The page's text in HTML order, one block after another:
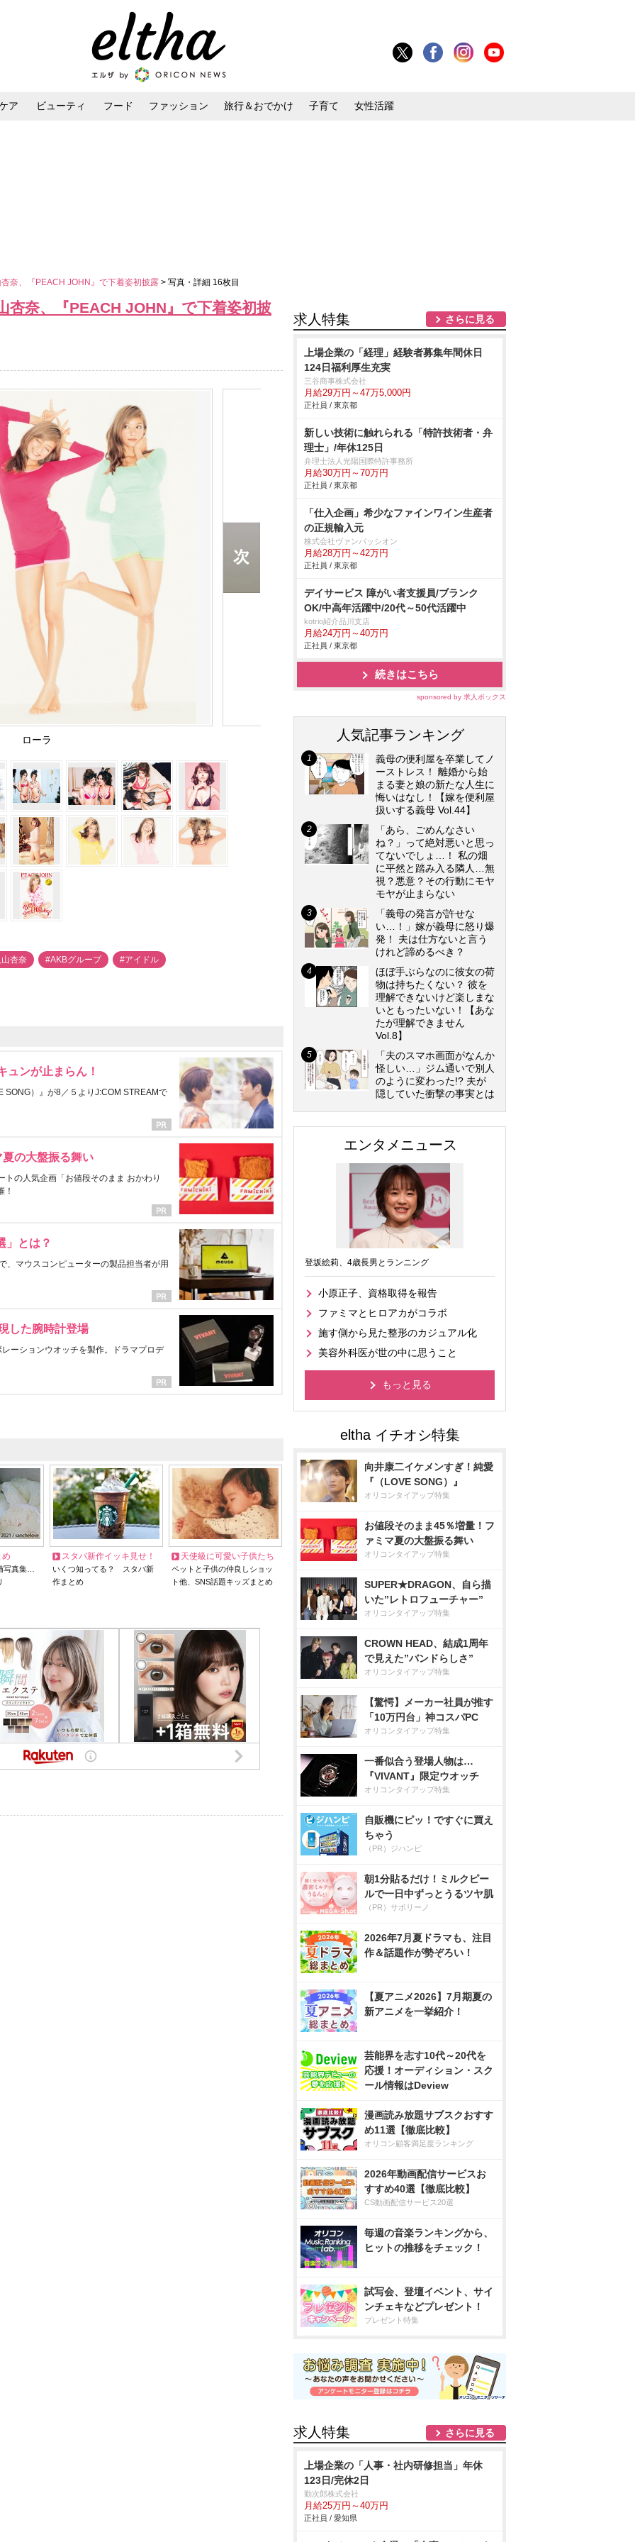
ア ビューティ フード ファッション 旅行＆おでかけ 子育て 女性活躍
奈、『PEACH JOHN』で下着姿初披露 > 写真・詳細 16枚目
杏奈、『PEACH JOHN』で下着姿初披
ローラ
杏奈 #AKBグループ #アイドル
ュンが止まらん！
SONG）』が8／５よりJ:COM STREAMで
の大盤振る舞い
の人気企画「お値段そのまま おかわり
！
」とは？
、マウスコンピューターの製品担当者が用
した腕時計登場
ーションウオッチを製作。ドラマプロデ
め
写真集…
スタバ新作イッキ見せ！
いくつ知ってる？ スタバ新
作まとめ
天使級に可愛い子供たち
ペットと子供の仲良しショッ
ト他、SNS話題キッズまとめ
求人特集 さらに見る
上場企業の「経理」経験者募集年間休日
124日福利厚生充実
三谷商事株式会社
月給29万円～47万5,000円
正社員 / 東京都
新しい技術に触れられる「特許技術者・弁
理士」/年休125日
弁理士法人光陽国際特許事務所
月給30万円～70万円
正社員 / 東京都
「仕入企画」希少なファインワイン生産者
の正規輸入元
株式会社ヴァンパッシオン
月給28万円～42万円
正社員 / 東京都
デイサービス 障がい者支援員/ブランク
OK/中高年活躍中/20代～50代活躍中
kotrio紹介品川支店
月給24万円～40万円
正社員 / 東京都
続きはこちら
sponsored by 求人ボックス
人気記事ランキング
義母の便利屋を卒業してノ
ーストレス！ 離婚から始
まる妻と娘の新たな人生に
悔いはなし！【嫁を便利屋
扱いする義母 Vol.44】
「あら、ごめんなさい
ね？」って絶対悪いと思っ
てないでしょ…！ 私の畑
に平然と踏み入る隣人…無
視？悪意？その行動にモヤ
モヤが止まらない
「義母の発言が許せな
い…！」嫁が義母に怒り爆
発！ 夫は仕方ないと言う
けれど諦めるべき？
ほぼ手ぶらなのに彼女の荷
物は持ちたくない？ 彼を
理解できないけど楽しまな
いともったいない！【あな
たが理解できません
Vol.8】
「夫のスマホ画面がなんか
怪しい…」ジム通いで別人
のように変わった!? 夫が
隠していた衝撃の事実とは
エンタメニュース
登坂絵莉、4歳長男とランニング
小原正子、資格取得を報告
ファミマとヒロアカがコラボ
施す側から見た整形のカジュアル化
美容外科医が世の中に思うこと
もっと見る
向井康二イケメンすぎ！純愛
『（LOVE SONG）』
オリコンタイアップ特集
お値段そのまま45％増量！フ
ァミマ夏の大盤振る舞い
オリコンタイアップ特集
SUPER★DRAGON、自ら描
いた”レトロフューチャー”
オリコンタイアップ特集
CROWN HEAD、結成1周年
で見えた”バンドらしさ”
オリコンタイアップ特集
【驚愕】メーカー社員が推す
「10万円台」神コスパPC
オリコンタイアップ特集
一番似合う登場人物は…
『VIVANT』限定ウオッチ
オリコンタイアップ特集
自販機にピッ！ですぐに買え
ちゃう
（PR）ジハンピ
朝1分貼るだけ！ミルクピー
ルで一日中ずっとうるツヤ肌
（PR）サボリーノ
2026年7月夏ドラマも、注目
作＆話題作が勢ぞろい！
【夏アニメ2026】7月期夏の
新アニメを一挙紹介！
芸能界を志す10代～20代を
応援！オーディション・スク
ール情報はDeview
漫画読み放題サブスクおすす
め11選【徹底比較】
オリコン顧客満足度ランキング
2026年動画配信サービスお
すすめ40選【徹底比較】
CS動画配信サービス20選
毎週の音楽ランキングから、
ヒットの推移をチェック！
試写会、登壇イベント、サイ
ンチェキなどプレゼント！
プレゼント特集
求人特集 さらに見る
上場企業の「人事・社内研修担当」年休
123日/完休2日
勤次郎株式会社
月給25万円～40万円
正社員 / 愛知県